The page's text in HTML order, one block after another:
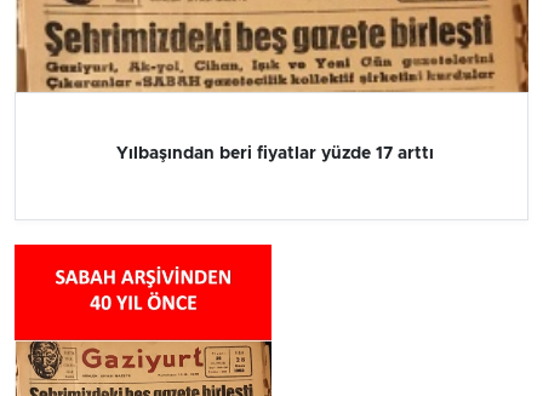
Yılbaşından beri fiyatlar yüzde 17 arttı